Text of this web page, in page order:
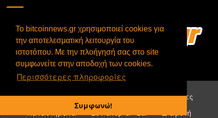
To bitcoinnews.gr χρησιμοποιεί cookies για
την αποτελεσματική λειτουργία του
ιστοτόπου. Με την πλοήγησή σας στο site
συμφωνείτε στην αποδοχή των cookies.
Περισσότερες πληροφορίες
Συμφωνώ!
Επιχειρήσεις που δέχονται bitcoin:
Υπηρεσίες
Καταστήματα
Εστιατόρια - Bar
Διαμονή